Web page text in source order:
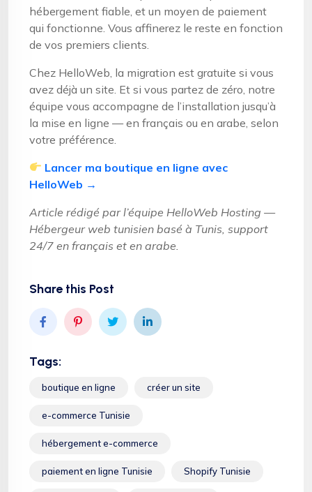
hébergement fiable, et un moyen de paiement
qui fonctionne. Vous affinerez le reste en fonction
de vos premiers clients.
Chez HelloWeb, la migration est gratuite si vous
avez déjà un site. Et si vous partez de zéro, notre
équipe vous accompagne de l’installation jusqu’à
la mise en ligne — en français ou en arabe, selon
votre préférence.
Lancer ma boutique en ligne avec
HelloWeb →
Article rédigé par l’équipe HelloWeb Hosting —
Hébergeur web tunisien basé à Tunis, support
24/7 en français et en arabe.
Share this Post
Tags:
boutique en ligne créer un site
e-commerce Tunisie
hébergement e-commerce
paiement en ligne Tunisie Shopify Tunisie